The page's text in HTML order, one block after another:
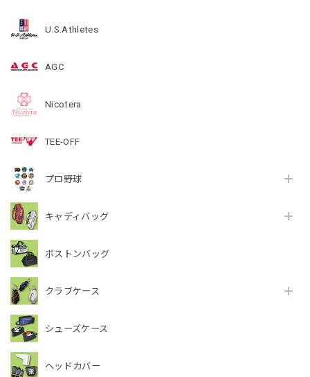
U.S.Athletes
AGC
Nicotera
TEE-OFF
プロ野球
キャディバッグ
ボストンバッグ
クラブケース
シューズケース
ヘッドカバー